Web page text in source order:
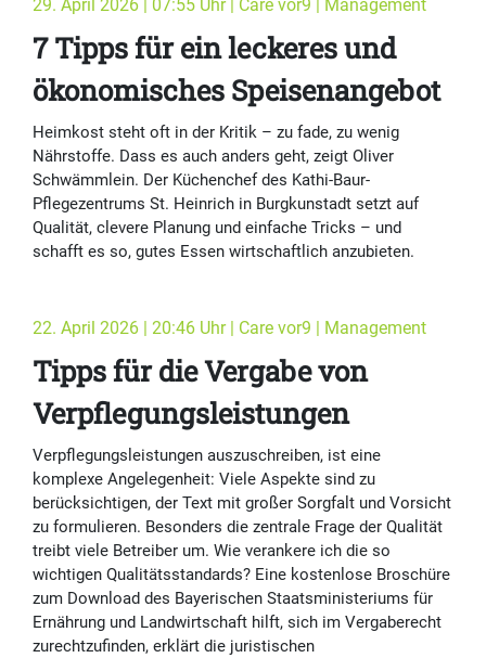
29. April 2026 | 07:55 Uhr | Care vor9 | Management
7 Tipps für ein leckeres und
ökonomisches Speisenangebot
Heimkost steht oft in der Kritik – zu fade, zu wenig
Nährstoffe. Dass es auch anders geht, zeigt Oliver
Schwämmlein. Der Küchenchef des Kathi-Baur-
Pflegezentrums St. Heinrich in Burgkunstadt setzt auf
Qualität, clevere Planung und einfache Tricks – und
schafft es so, gutes Essen wirtschaftlich anzubieten.
22. April 2026 | 20:46 Uhr | Care vor9 | Management
Tipps für die Vergabe von
Verpflegungsleistungen
Verpflegungsleistungen auszuschreiben, ist eine
komplexe Angelegenheit: Viele Aspekte sind zu
berücksichtigen, der Text mit großer Sorgfalt und Vorsicht
zu formulieren. Besonders die zentrale Frage der Qualität
treibt viele Betreiber um. Wie verankere ich die so
wichtigen Qualitätsstandards? Eine kostenlose Broschüre
zum Download des Bayerischen Staatsministeriums für
Ernährung und Landwirtschaft hilft, sich im Vergaberecht
zurechtzufinden, erklärt die juristischen